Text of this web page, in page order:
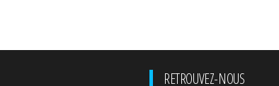
RETROUVEZ-NOUS